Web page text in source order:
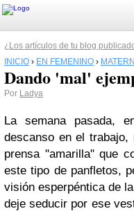
¿Los artículos de tu blog
INICIO › EN FEMENINO ›
Dando 'mal'
Por Ladya
La semana pasada,
descanso en el
prensa "amarilla" que
este tipo de panfletos,
visión esperpéntica de
deje seducir por ese